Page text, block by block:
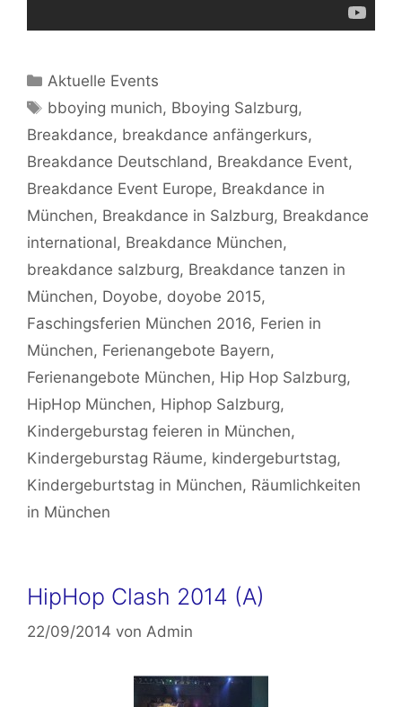
Kategorien
Aktuelle Events
Schlagwörter
bboying munich, Bboying Salzburg,
Breakdance, breakdance anfängerkurs,
Breakdance Deutschland, Breakdance Event,
Breakdance Event Europe, Breakdance in
München, Breakdance in Salzburg, Breakdance
international, Breakdance München,
breakdance salzburg, Breakdance tanzen in
München, Doyobe, doyobe 2015,
Faschingsferien München 2016, Ferien in
München, Ferienangebote Bayern,
Ferienangebote München, Hip Hop Salzburg,
HipHop München, Hiphop Salzburg,
Kindergeburstag feieren in München,
Kindergeburstag Räume, kindergeburtstag,
Kindergeburtstag in München, Räumlichkeiten
in München
HipHop Clash 2014 (A)
22/09/2014 von Admin